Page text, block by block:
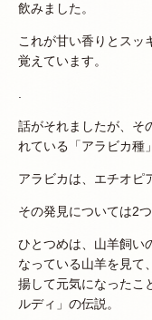
飲みました。
これが甘い香りとスッ
覚えています。
話がそれましたが、そ
れている「アラビカ種
アラビカは、エチオピ
その発見については2
ひとつめは、山羊飼い
なっている山羊を見て
揚して元気になったこ
ルディ」の伝説。